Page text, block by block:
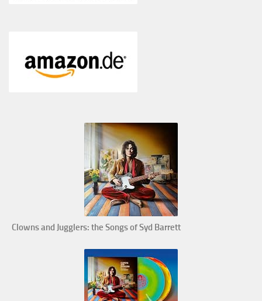
Clowns and Jugglers: the Songs of Syd Barrett